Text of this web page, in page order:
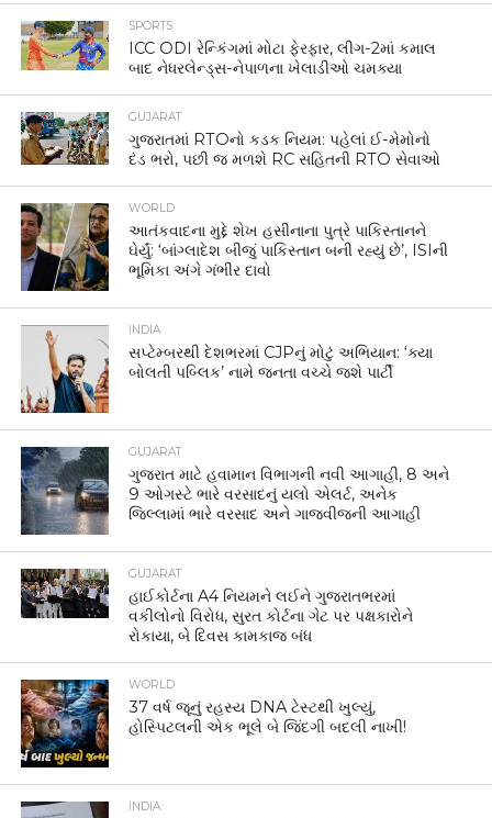
SPORTS
ICC ODI રેન્કિંગમાં મોટા ફેરફાર, લીગ-2માં કમાલ
બાદ નેધરલેન્ડ્સ-નેપાળના ખેલાડીઓ ચમક્યા
GUJARAT
ગુજરાતમાં RTOનો કડક નિયમ: પહેલાં ઈ-મેમોનો
દંડ ભરો, પછી જ મળશે RC સહિતની RTO સેવાઓ
WORLD
આતંકવાદના મુદ્દે શેખ હસીનાના પુત્રે પાકિસ્તાનને
ઘેર્યું: ‘બાંગ્લાદેશ બીજું પાકિસ્તાન બની રહ્યું છે’, ISIની
ભૂમિકા અંગે ગંભીર દાવો
INDIA
સપ્ટેમ્બરથી દેશભરમાં CJPનું મોટું અભિયાન: ‘ક્યા
બોલતી પબ્લિક’ નામે જનતા વચ્ચે જશે પાર્ટી
GUJARAT
ગુજરાત માટે હવામાન વિભાગની નવી આગાહી, 8 અને
9 ઓગસ્ટે ભારે વરસાદનું યલો એલર્ટ, અનેક
જિલ્લામાં ભારે વરસાદ અને ગાજવીજની આગાહી
GUJARAT
હાઈકોર્ટના A4 નિયમને લઈને ગુજરાતભરમાં
વકીલોનો વિરોધ, સુરત કોર્ટના ગેટ પર પક્ષકારોને
રોકાયા, બે દિવસ કામકાજ બંધ
WORLD
37 વર્ષ જૂનું રહસ્ય DNA ટેસ્ટથી ખુલ્યું,
હોસ્પિટલની એક ભૂલે બે જિંદગી બદલી નાખી!
INDIA